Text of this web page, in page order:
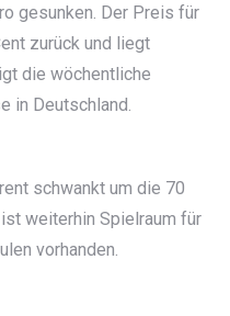
gesunken. Der Preis für
zurück und liegt
die wöchentliche
in Deutschland.
schwankt um die 70
weiterhin Spielraum für
vorhanden.